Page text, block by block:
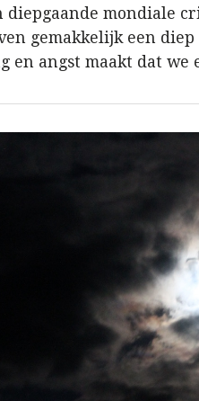
diepgaande mondiale
gemakkelijk een
en angst maakt dat we